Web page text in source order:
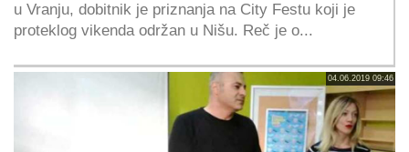
u Vranju, dobitnik je priznanja na City Festu koji je
proteklog vikenda održan u Nišu. Reč je o...
04.06.2019 09:46